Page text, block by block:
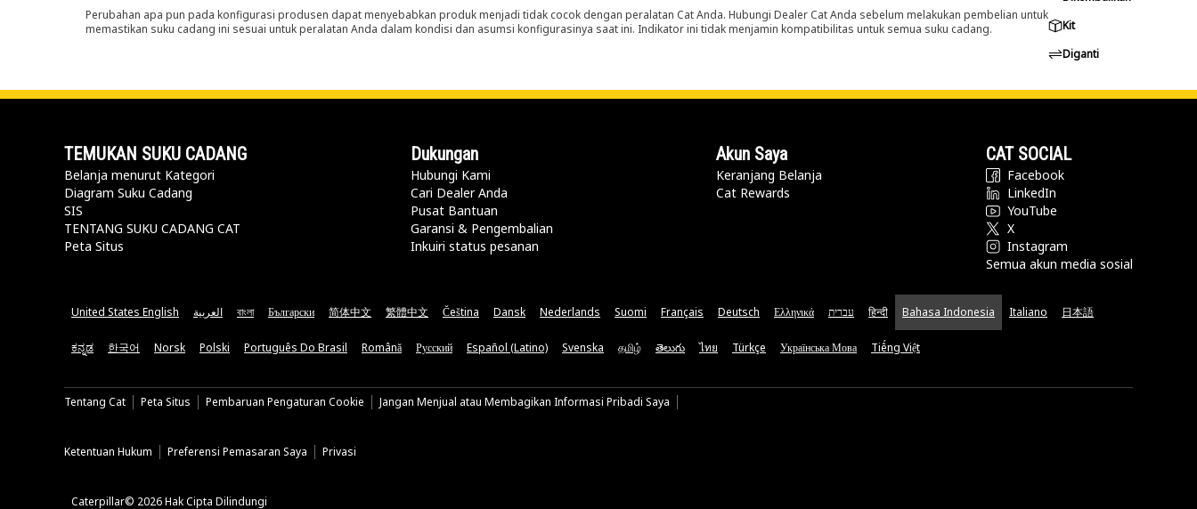
Perubahan apa pun pada konfigurasi produsen dapat menyebabkan produk menjadi tidak cocok dengan peralatan Cat Anda. Hubungi Dealer Cat Anda sebelum melakukan pembelian untuk
memastikan suku cadang ini sesuai untuk peralatan Anda dalam kondisi dan asumsi konfigurasinya saat ini. Indikator ini tidak menjamin kompatibilitas untuk semua suku cadang.
Kit
Diganti
TEMUKAN SUKU CADANG
Belanja menurut Kategori
Diagram Suku Cadang
SIS
TENTANG SUKU CADANG CAT
Peta Situs
Dukungan
Hubungi Kami
Cari Dealer Anda
Pusat Bantuan
Garansi & Pengembalian
Inkuiri status pesanan
Akun Saya
Keranjang Belanja
Cat Rewards
CAT SOCIAL
Facebook
LinkedIn
YouTube
X
Instagram
Semua akun media sosial
United States English العربية বাংলা Български 简体中文 繁體中文 Čeština Dansk Nederlands Suomi Français Deutsch Ελληνικά עברית हिन्दी Bahasa Indonesia Italiano 日本語
ಕನ್ನಡ 한국어 Norsk Polski Português Do Brasil Română Русский Español (Latino) Svenska தமிழ் తెలుగు ไทย Türkçe Українська Мова Tiếng Việt
Tentang Cat Peta Situs Pembaruan Pengaturan Cookie Jangan Menjual atau Membagikan Informasi Pribadi Saya
Ketentuan Hukum Preferensi Pemasaran Saya Privasi
Caterpillar© 2026 Hak Cipta Dilindungi